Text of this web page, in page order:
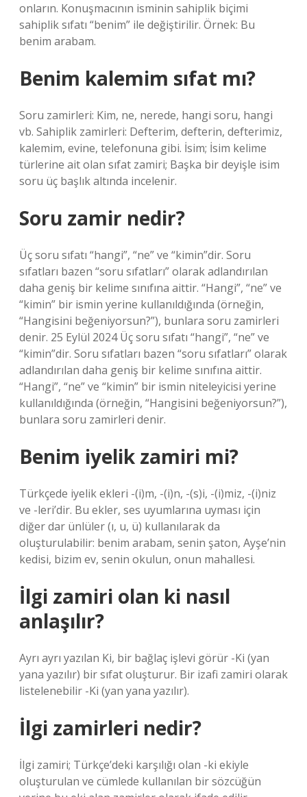
onların. Konuşmacının isminin sahiplik biçimi
sahiplik sıfatı “benim” ile değiştirilir. Örnek: Bu
benim arabam.
Benim kalemim sıfat mı?
Soru zamirleri: Kim, ne, nerede, hangi soru, hangi
vb. Sahiplik zamirleri: Defterim, defterin, defterimiz,
kalemim, evine, telefonuna gibi. İsim; İsim kelime
türlerine ait olan sıfat zamiri; Başka bir deyişle isim
soru üç başlık altında incelenir.
Soru zamir nedir?
Üç soru sıfatı “hangi”, “ne” ve “kimin”dir. Soru
sıfatları bazen “soru sıfatları” olarak adlandırılan
daha geniş bir kelime sınıfına aittir. “Hangi”, “ne” ve
“kimin” bir ismin yerine kullanıldığında (örneğin,
“Hangisini beğeniyorsun?”), bunlara soru zamirleri
denir. 25 Eylül 2024 Üç soru sıfatı “hangi”, “ne” ve
“kimin”dir. Soru sıfatları bazen “soru sıfatları” olarak
adlandırılan daha geniş bir kelime sınıfına aittir.
“Hangi”, “ne” ve “kimin” bir ismin niteleyicisi yerine
kullanıldığında (örneğin, “Hangisini beğeniyorsun?”),
bunlara soru zamirleri denir.
Benim iyelik zamiri mi?
Türkçede iyelik ekleri -(i)m, -(i)n, -(s)i, -(i)miz, -(i)niz
ve -leri’dir. Bu ekler, ses uyumlarına uyması için
diğer dar ünlüler (ı, u, ü) kullanılarak da
oluşturulabilir: benim arabam, senin şaton, Ayşe’nin
kedisi, bizim ev, senin okulun, onun mahallesi.
İlgi zamiri olan ki nasıl
anlaşılır?
Ayrı ayrı yazılan Ki, bir bağlaç işlevi görür -Ki (yan
yana yazılır) bir sıfat oluşturur. Bir izafi zamiri olarak
listelenebilir -Ki (yan yana yazılır).
İlgi zamirleri nedir?
İlgi zamiri; Türkçe’deki karşılığı olan -ki ekiyle
oluşturulan ve cümlede kullanılan bir sözcüğün